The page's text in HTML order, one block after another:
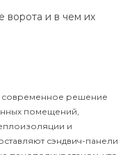
ворота и в чем их
современное решение
помещений,
и
сэндвич-панели